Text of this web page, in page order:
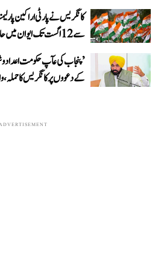
سے 12 اگست تک ایوان میں حاضر رہنے کی ہدایت
’پنجاب کی عآپ حکومت اعداد
کے دعووں پر کانگریس کا حملہ،